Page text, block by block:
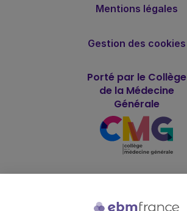
Mentions légales
Gestion des cookies
Porté par le Collège
de la Médecine
Générale